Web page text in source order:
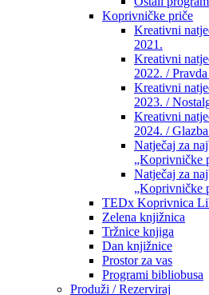
Koprivničke priče
Kreativni
2021.
Kreativni
2022. /
Kreativni
2023. /
Kreativni
2024. /
Natječaj za
„Koprivničke
Natječaj za
„Koprivničke
TEDx Koprivnica
Zelena knjižnica
Tržnice knjiga
Dan knjižnice
Prostor za vas
Programi bibliobusa
Produži / Rezerviraj